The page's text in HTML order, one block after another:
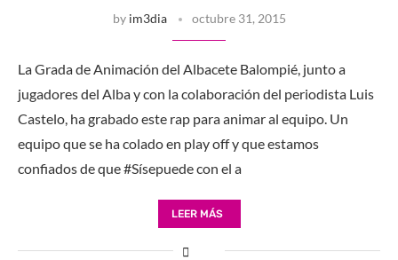
by im3dia octubre 31, 2015
La Grada de Animación del Albacete Balompié, junto a
jugadores del Alba y con la colaboración del periodista Luis
Castelo, ha grabado este rap para animar al equipo. Un
equipo que se ha colado en play off y que estamos
confiados de que #Sísepuede con el a
LEER MÁS